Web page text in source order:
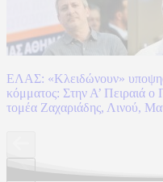
ΕΛΑΣ: «Κλειδώνουν»
κόμματος: Στην Α’ Πειραιά
τομέα Ζαχαριάδης, Λινού,